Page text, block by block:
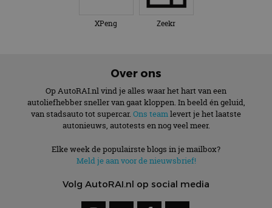
XPeng Zeekr
Over ons
Op AutoRAI.nl vind je alles waar het hart van een
autoliefhebber sneller van gaat kloppen. In beeld én geluid,
van stadsauto tot supercar. Ons teamlevert je het laatste
autonieuws, autotests en nog veel meer.
Elke week de populairste blogs in je mailbox?
Meld je aan voor de nieuwsbrief!
Volg AutoRAI.nl op social media